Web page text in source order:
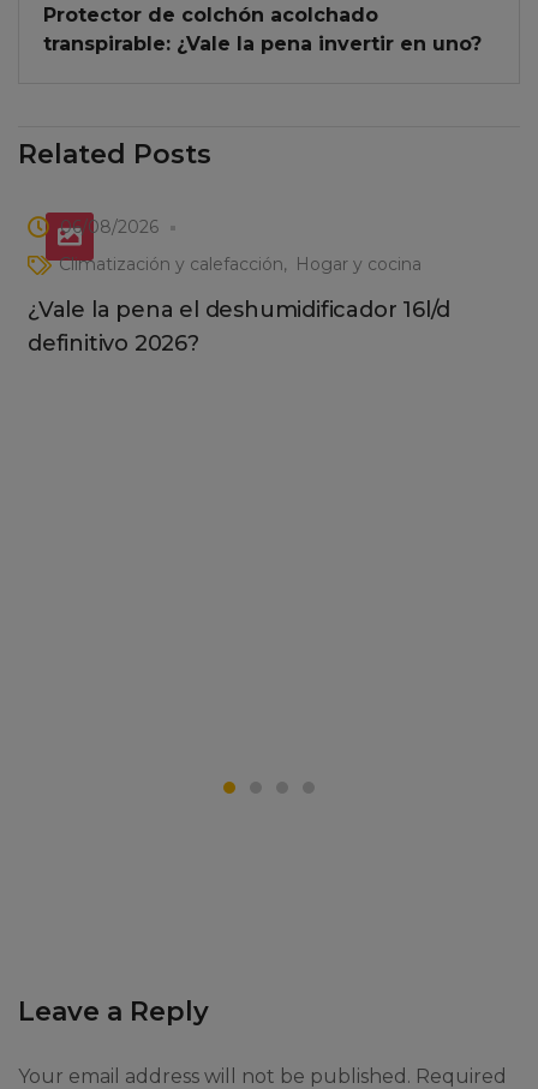
Protector de colchón acolchado
transpirable: ¿Vale la pena invertir en uno?
Related Posts
06/08/2026
Climatización y calefacción
Hogar y cocina
¿Vale la pena el deshumidificador 16l/d
definitivo 2026?
Leave a Reply
Your email address will not be published. Required